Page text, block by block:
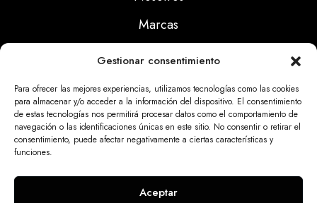
Gestionar consentimiento
Para ofrecer las mejores experiencias, utilizamos tecnologías como las cookies
para almacenar y/o acceder a la información del dispositivo. El consentimiento
de estas tecnologías nos permitirá procesar datos como el comportamiento de
navegación o las identificaciones únicas en este sitio. No consentir o retirar el
consentimiento, puede afectar negativamente a ciertas características y
funciones.
Aceptar
Marcas
Noticias
Aviso Legal
Politicas Cookies